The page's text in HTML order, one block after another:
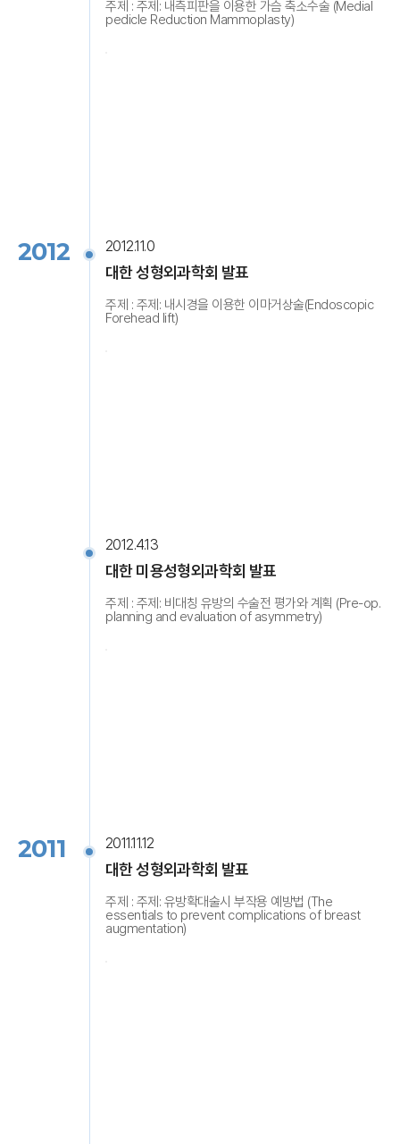
주제 : 주제: 내측피판을 이용한 가슴 축소수술 (Medial
pedicle Reduction Mammoplasty)
2012 2012.11.0
대한 성형외과학회 발표
주제 : 주제: 내시경을 이용한 이마거상술(Endoscopic
Forehead lift)
2012.4.13
대한 미용성형외과학회 발표
주제 : 주제: 비대칭 유방의 수술전 평가와 계획 (Pre-op.
planning and evaluation of asymmetry)
2011 2011.11.12
대한 성형외과학회 발표
주제 : 주제: 유방확대술시 부작용 예방법 (The
essentials to prevent complications of breast
augmentation)